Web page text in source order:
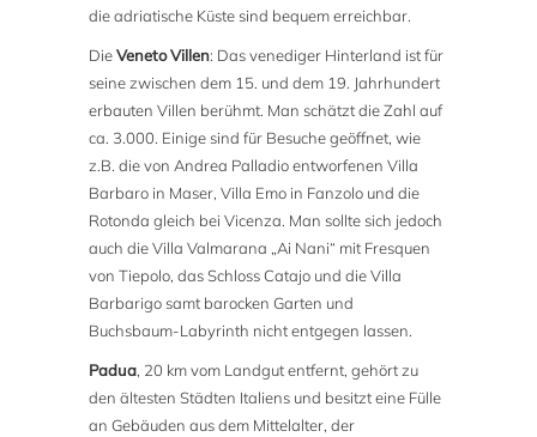
die adriatische Küste sind bequem erreichbar.
DieVeneto Villen: Das venediger Hinterland ist für
seine zwischen dem 15. und dem 19. Jahrhundert
erbauten Villen berühmt. Man schätzt die Zahl auf
ca. 3.000. Einige sind für Besuche geöffnet, wie
z.B. die von Andrea Palladio entworfenen Villa
Barbaro in Maser, Villa Emo in Fanzolo und die
Rotonda gleich bei Vicenza. Man sollte sich jedoch
auch die Villa Valmarana „Ai Nani“ mit Fresquen
von Tiepolo, das Schloss Catajo und die Villa
Barbarigo samt barocken Garten und
Buchsbaum-Labyrinth nicht entgegen lassen.
Padua, 20 km vom Landgut entfernt, gehört zu
den ältesten Städten Italiens und besitzt eine Fülle
an Gebäuden aus dem Mittelalter, der